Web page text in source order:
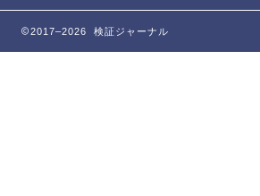
2017–2026 検証ジャーナル